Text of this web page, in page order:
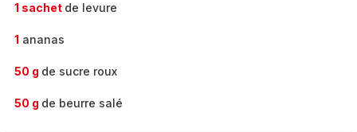
1 sachet de levure
1 ananas
50 g de sucre roux
50 g de beurre salé